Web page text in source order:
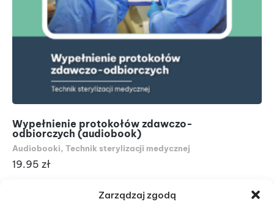
Zarządzaj zgodą
Wypełnienie protokołów zdawczo-
odbiorczych (audiobook)
Audiobooki, Technik sterylizacji medycznej
19.95 zł